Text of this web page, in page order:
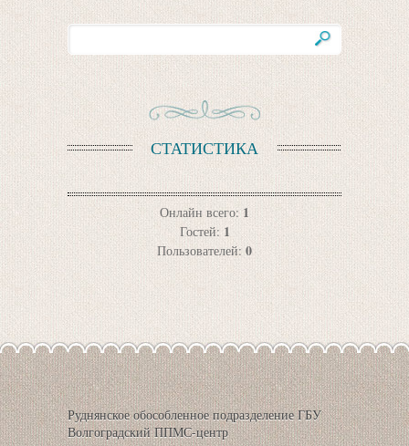
СТАТИСТИКА
Онлайн всего:1
Гостей: 1
Пользователей: 0
Руднянское обособленное подразделение ГБУ
Волгоградский ППМС-центр